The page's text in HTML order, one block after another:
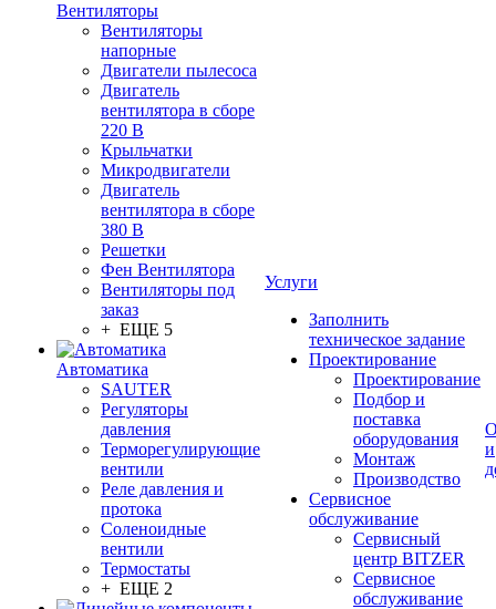
Вентиляторы
Вентиляторы
напорные
Двигатели пылесоса
Двигатель
вентилятора в сборе
220 В
Крыльчатки
Микродвигатели
Двигатель
вентилятора в сборе
380 В
Решетки
Фен Вентилятора
Вентиляторы под
заказ
+ ЕЩЕ 5
Автоматика
SAUTER
Регуляторы
давления
Терморегулирующие
вентили
Реле давления и
протока
Соленоидные
вентили
Термостаты
+ ЕЩЕ 2
Услуги
Заполнить
техническое задание
Проектирование
Проектирование
Подбор и
поставка
оборудования
Монтаж
Производство
Сервисное
обслуживание
Сервисный
центр BITZER
Сервисное
обслуживание
и